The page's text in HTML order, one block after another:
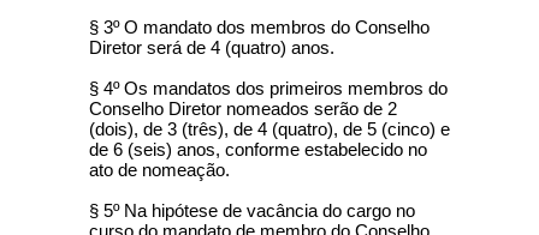
§ 3º O mandato dos membros do Conselho
Diretor será de 4 (quatro) anos.
§ 4º Os mandatos dos primeiros membros do
Conselho Diretor nomeados serão de 2
(dois), de 3 (três), de 4 (quatro), de 5 (cinco) e
de 6 (seis) anos, conforme estabelecido no
ato de nomeação.
§ 5º Na hipótese de vacância do cargo no
curso do mandato de membro do Conselho